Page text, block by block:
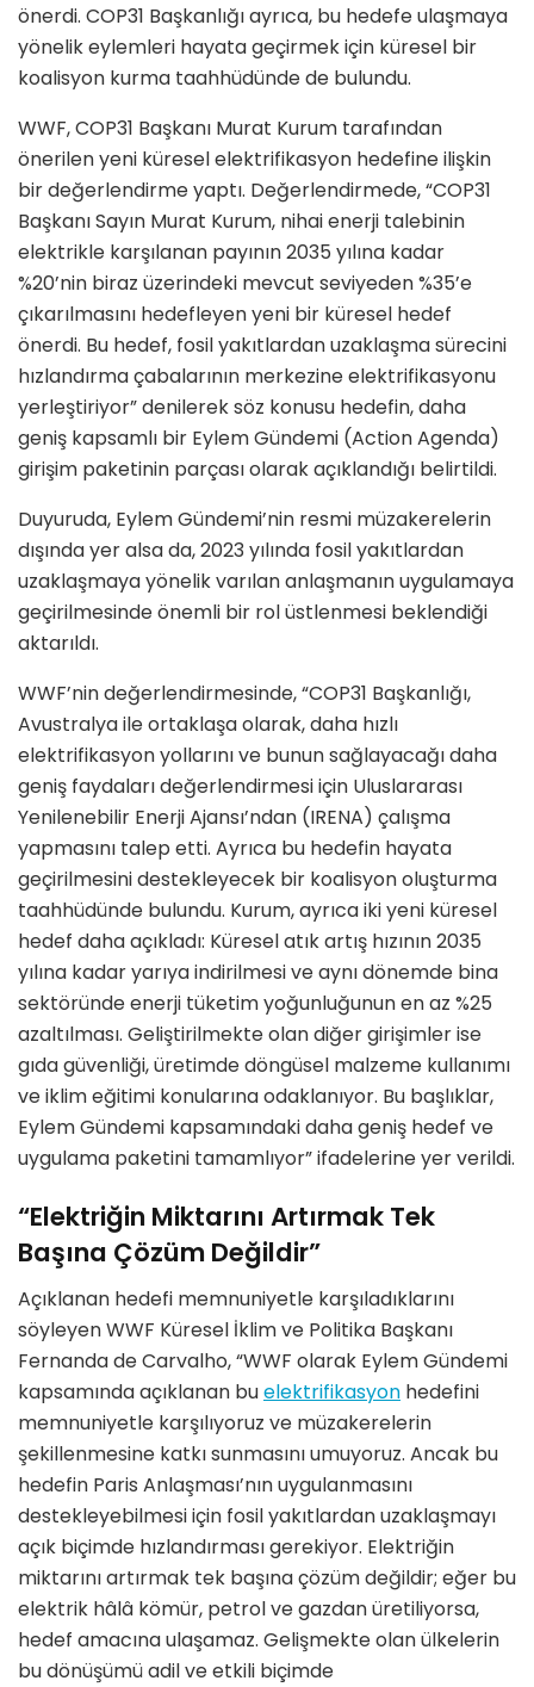
önerdi. COP31 Başkanlığı ayrıca, bu hedefe ulaşmaya
yönelik eylemleri hayata geçirmek için küresel bir
koalisyon kurma taahhüdünde de bulundu.
WWF, COP31 Başkanı Murat Kurum tarafından
önerilen yeni küresel elektrifikasyon hedefine ilişkin
bir değerlendirme yaptı. Değerlendirmede, “COP31
Başkanı Sayın Murat Kurum, nihai enerji talebinin
elektrikle karşılanan payının 2035 yılına kadar
%20’nin biraz üzerindeki mevcut seviyeden %35’e
çıkarılmasını hedefleyen yeni bir küresel hedef
önerdi. Bu hedef, fosil yakıtlardan uzaklaşma sürecini
hızlandırma çabalarının merkezine elektrifikasyonu
yerleştiriyor” denilerek söz konusu hedefin, daha
geniş kapsamlı bir Eylem Gündemi (Action Agenda)
girişim paketinin parçası olarak açıklandığı belirtildi.
Duyuruda, Eylem Gündemi’nin resmi müzakerelerin
dışında yer alsa da, 2023 yılında fosil yakıtlardan
uzaklaşmaya yönelik varılan anlaşmanın uygulamaya
geçirilmesinde önemli bir rol üstlenmesi beklendiği
aktarıldı.
WWF’nin değerlendirmesinde, “COP31 Başkanlığı,
Avustralya ile ortaklaşa olarak, daha hızlı
elektrifikasyon yollarını ve bunun sağlayacağı daha
geniş faydaları değerlendirmesi için Uluslararası
Yenilenebilir Enerji Ajansı’ndan (IRENA) çalışma
yapmasını talep etti. Ayrıca bu hedefin hayata
geçirilmesini destekleyecek bir koalisyon oluşturma
taahhüdünde bulundu. Kurum, ayrıca iki yeni küresel
hedef daha açıkladı: Küresel atık artış hızının 2035
yılına kadar yarıya indirilmesi ve aynı dönemde bina
sektöründe enerji tüketim yoğunluğunun en az %25
azaltılması. Geliştirilmekte olan diğer girişimler ise
gıda güvenliği, üretimde döngüsel malzeme kullanımı
ve iklim eğitimi konularına odaklanıyor. Bu başlıklar,
Eylem Gündemi kapsamındaki daha geniş hedef ve
uygulama paketini tamamlıyor” ifadelerine yer verildi.
“Elektriğin Miktarını Artırmak Tek
Başına Çözüm Değildir”
Açıklanan hedefi memnuniyetle karşıladıklarını
söyleyen WWF Küresel İklim ve Politika Başkanı
Fernanda de Carvalho, “WWF olarak Eylem Gündemi
kapsamında açıklanan buelektrifikasyon hedefini
memnuniyetle karşılıyoruz ve müzakerelerin
şekillenmesine katkı sunmasını umuyoruz. Ancak bu
hedefin Paris Anlaşması’nın uygulanmasını
destekleyebilmesi için fosil yakıtlardan uzaklaşmayı
açık biçimde hızlandırması gerekiyor. Elektriğin
miktarını artırmak tek başına çözüm değildir; eğer bu
elektrik hâlâ kömür, petrol ve gazdan üretiliyorsa,
hedef amacına ulaşamaz. Gelişmekte olan ülkelerin
bu dönüşümü adil ve etkili biçimde